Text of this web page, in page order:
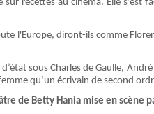
sur recettes au cinéma. Elle
l'Europe, diront-ils comme
sous Charles de Gaulle,
qu’un écrivain de second
de Betty Hania mise en